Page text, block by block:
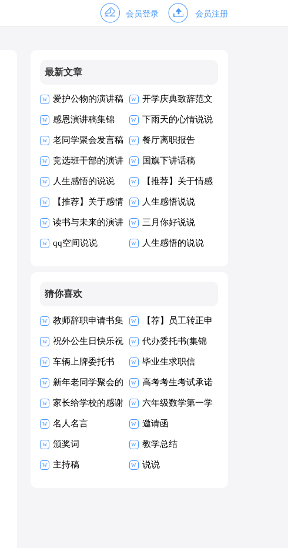
会员登录 会员注册
最新文章
爱护公物的演讲稿 开学庆典致辞范文
感恩演讲稿集锦
15篇
下雨天的心情说说
(通用15篇)
老同学聚会发言稿
范文
餐厅离职报告
竞选班干部的演讲
稿15篇
国旗下讲话稿
人生感悟的说说
15篇
【推荐】关于情感
的说说
【推荐】关于感情
的说说
人生感悟说说
读书与未来的演讲 三月你好说说
qq空间说说 人生感悟的说说
猜你喜欢
教师辞职申请书集
合15篇
【荐】员工转正申
请书
祝外公生日快乐祝
福语
代办委托书(集锦
15篇)
车辆上牌委托书 毕业生求职信
【热】
新年老同学聚会的
祝酒词
高考考生考试承诺
书15篇
家长给学校的感谢
信
六年级数学第一学
期教学工作总结
名人名言 邀请函
颁奖词 教学总结
主持稿 说说